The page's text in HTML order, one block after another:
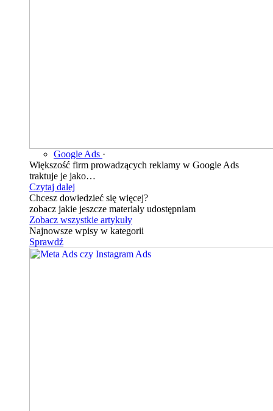
Google Ads ·
Większość firm prowadzących reklamy w Google Ads
traktuje je jako…
Czytaj dalej
Chcesz dowiedzieć się więcej?
zobacz jakie jeszcze materiały udostępniam
Zobacz wszystkie artykuły
Najnowsze wpisy w kategorii
Sprawdź